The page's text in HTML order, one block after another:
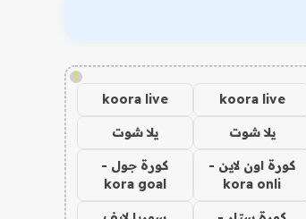
!
koora live
koora live
يلا شوت يلا شوت
كورة اون لاين -
kora onli
كورة جول -
kora goal